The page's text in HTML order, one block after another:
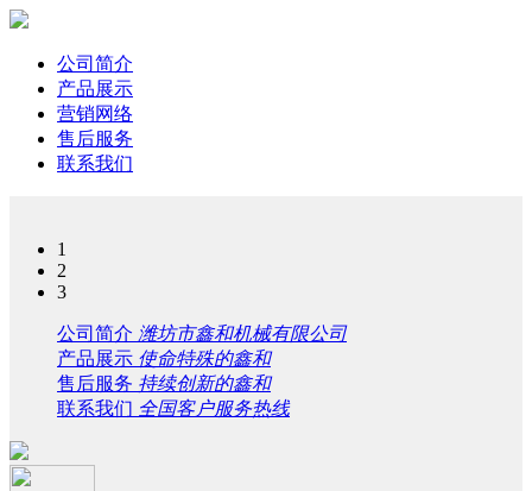
公司简介
产品展示
营销网络
售后服务
联系我们
1
2
3
公司简介 潍坊市鑫和机械有限公司
产品展示 使命特殊的鑫和
售后服务 持续创新的鑫和
联系我们 全国客户服务热线